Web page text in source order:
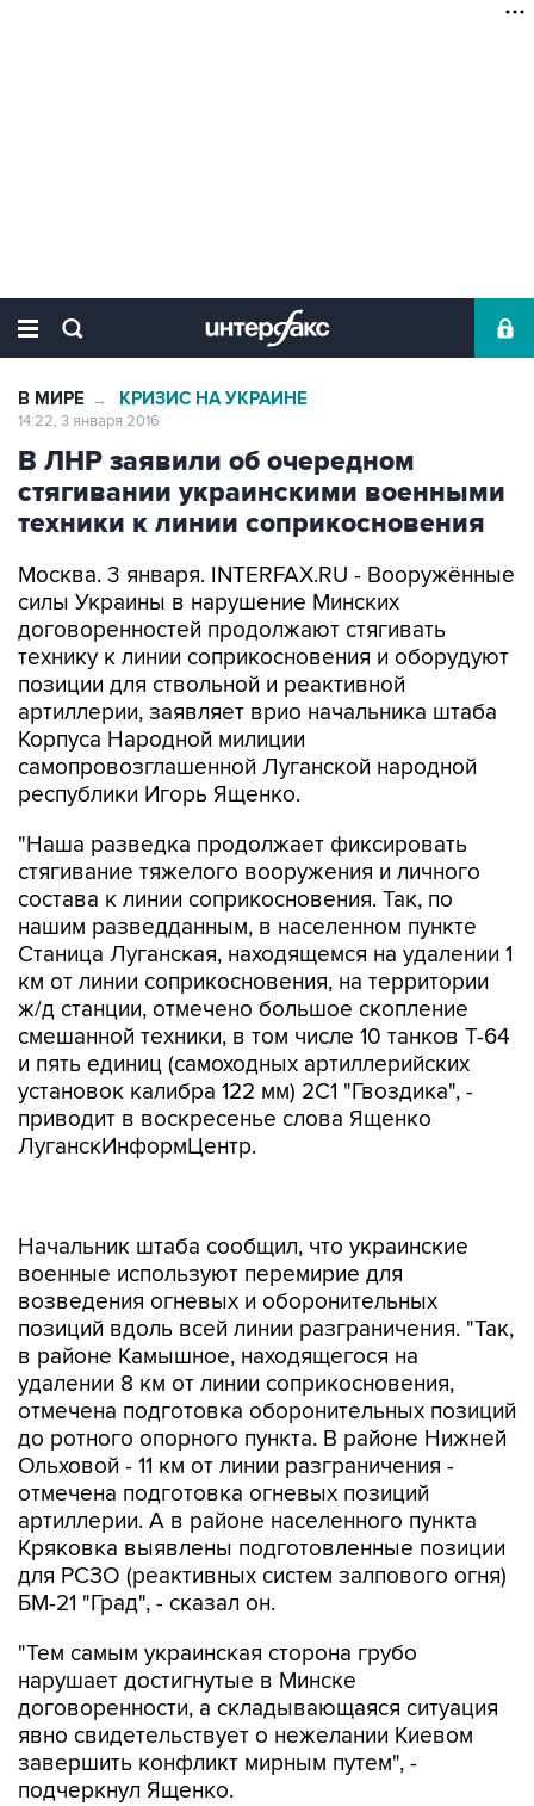
В МИРЕ → КРИЗИС НА УКРАИНЕ
14:22, 3 января 2016
В ЛНР заявили об очередном
стягивании украинскими военными
техники к линии соприкосновения
Москва. 3 января. INTERFAX.RU - Вооружённые
силы Украины в нарушение Минских
договоренностей продолжают стягивать
технику к линии соприкосновения и оборудуют
позиции для ствольной и реактивной
артиллерии, заявляет врио начальника штаба
Корпуса Народной милиции
самопровозглашенной Луганской народной
республики Игорь Ященко.
"Наша разведка продолжает фиксировать
стягивание тяжелого вооружения и личного
состава к линии соприкосновения. Так, по
нашим разведданным, в населенном пункте
Станица Луганская, находящемся на удалении 1
км от линии соприкосновения, на территории
ж/д станции, отмечено большое скопление
смешанной техники, в том числе 10 танков Т-64
и пять единиц (самоходных артиллерийских
установок калибра 122 мм) 2С1 "Гвоздика", -
приводит в воскресенье слова Ященко
ЛуганскИнформЦентр.
Начальник штаба сообщил, что украинские
военные используют перемирие для
возведения огневых и оборонительных
позиций вдоль всей линии разграничения. "Так,
в районе Камышное, находящегося на
удалении 8 км от линии соприкосновения,
отмечена подготовка оборонительных позиций
до ротного опорного пункта. В районе Нижней
Ольховой - 11 км от линии разграничения -
отмечена подготовка огневых позиций
артиллерии. А в районе населенного пункта
Кряковка выявлены подготовленные позиции
для РСЗО (реактивных систем залпового огня)
БМ-21 "Град", - сказал он.
"Тем самым украинская сторона грубо
нарушает достигнутые в Минске
договоренности, а складывающаяся ситуация
явно свидетельствует о нежелании Киевом
завершить конфликт мирным путем", -
подчеркнул Ященко.